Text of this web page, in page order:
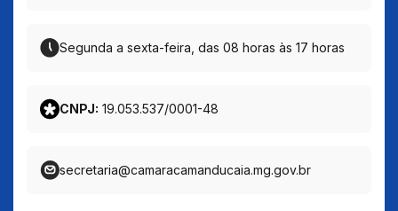
Segunda a sexta-feira, das 08 horas às 17 horas
CNPJ: 19.053.537/0001-48
secretaria@camaracamanducaia.mg.gov.br